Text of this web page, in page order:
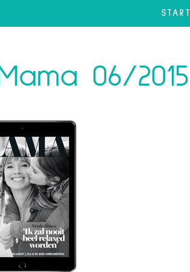
START
06/2015